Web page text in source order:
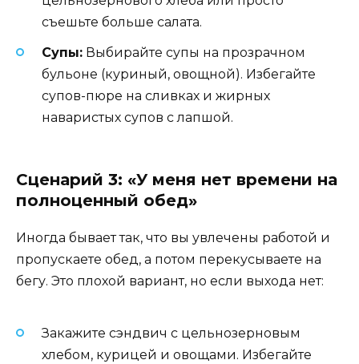
съешьте больше салата.
Супы: Выбирайте супы на прозрачном
бульоне (куриный, овощной). Избегайте
супов-пюре на сливках и жирных
наваристых супов с лапшой.
Сценарий 3: «У меня нет времени на
полноценный обед»
Иногда бывает так, что вы увлечены работой и
пропускаете обед, а потом перекусываете на
бегу. Это плохой вариант, но если выхода нет:
Закажите сэндвич с цельнозерновым
хлебом, курицей и овощами. Избегайте